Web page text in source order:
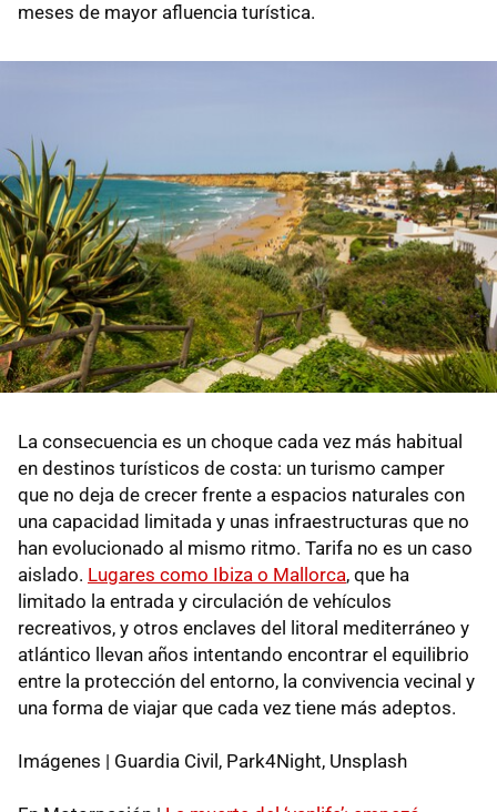
meses de mayor afluencia turística.
La consecuencia es un choque cada vez más habitual
en destinos turísticos de costa: un turismo camper
que no deja de crecer frente a espacios naturales con
una capacidad limitada y unas infraestructuras que no
han evolucionado al mismo ritmo. Tarifa no es un caso
aislado. Lugares como Ibiza o Mallorca, que ha
limitado la entrada y circulación de vehículos
recreativos, y otros enclaves del litoral mediterráneo y
atlántico llevan años intentando encontrar el equilibrio
entre la protección del entorno, la convivencia vecinal y
una forma de viajar que cada vez tiene más adeptos.
Imágenes | Guardia Civil, Park4Night, Unsplash